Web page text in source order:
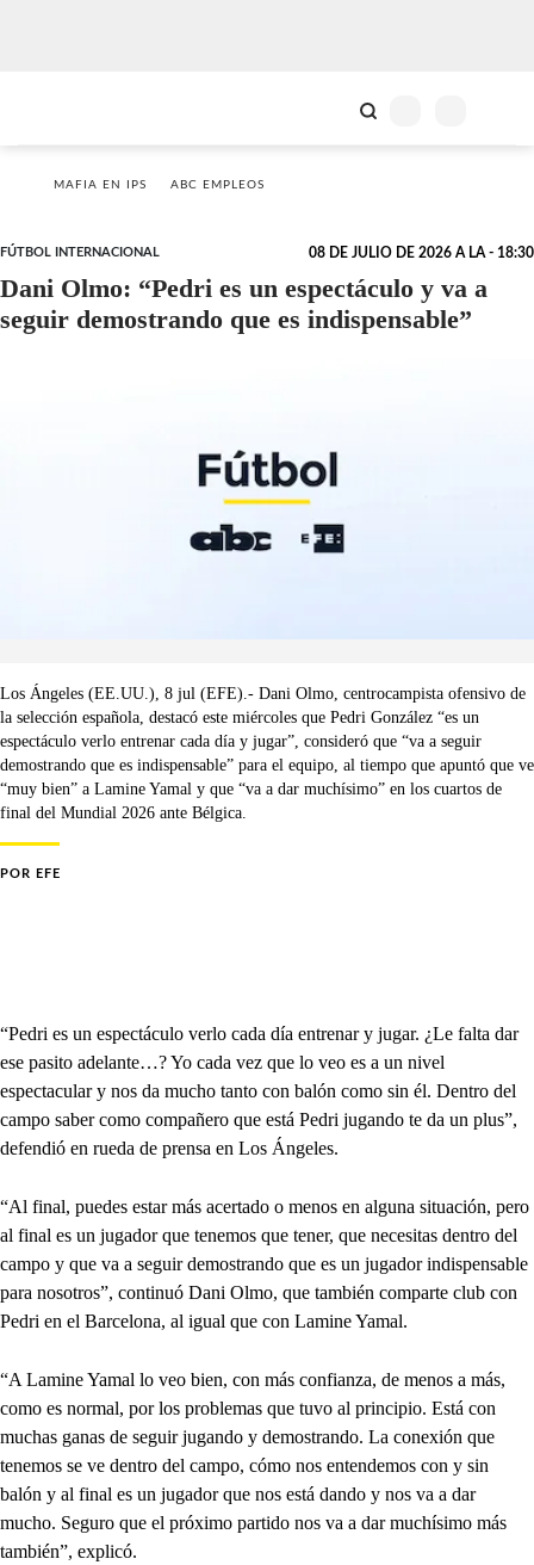
MAFIA EN IPS ABC EMPLEOS
FÚTBOL INTERNACIONAL 08 DE JULIO DE 2026 A LA - 18:30
Dani Olmo: “Pedri es un espectáculo y va a
seguir demostrando que es indispensable”
Los Ángeles (EE.UU.), 8 jul (EFE).- Dani Olmo, centrocampista ofensivo de
la selección española, destacó este miércoles que Pedri González “es un
espectáculo verlo entrenar cada día y jugar”, consideró que “va a seguir
demostrando que es indispensable” para el equipo, al tiempo que apuntó que ve
“muy bien” a Lamine Yamal y que “va a dar muchísimo” en los cuartos de
final del Mundial 2026 ante Bélgica.
POR EFE
“Pedri es un espectáculo verlo cada día entrenar y jugar. ¿Le falta dar
ese pasito adelante…? Yo cada vez que lo veo es a un nivel
espectacular y nos da mucho tanto con balón como sin él. Dentro del
campo saber como compañero que está Pedri jugando te da un plus”,
defendió en rueda de prensa en Los Ángeles.
“Al final, puedes estar más acertado o menos en alguna situación, pero
al final es un jugador que tenemos que tener, que necesitas dentro del
campo y que va a seguir demostrando que es un jugador indispensable
para nosotros”, continuó Dani Olmo, que también comparte club con
Pedri en el Barcelona, al igual que con Lamine Yamal.
“A Lamine Yamal lo veo bien, con más confianza, de menos a más,
como es normal, por los problemas que tuvo al principio. Está con
muchas ganas de seguir jugando y demostrando. La conexión que
tenemos se ve dentro del campo, cómo nos entendemos con y sin
balón y al final es un jugador que nos está dando y nos va a dar
mucho. Seguro que el próximo partido nos va a dar muchísimo más
también”, explicó.